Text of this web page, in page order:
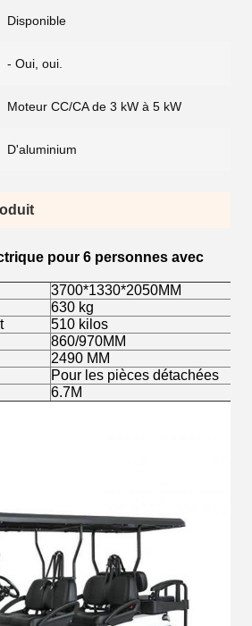
Disponible
- Oui, oui.
Moteur CC/CA de 3 kW à 5 kW
D'aluminium
pour 6 personnes avec
3700*1330*2050MM
630 kg
510 kilos
860/970MM
2490 MM
Pour les pièces détachées
6.7M